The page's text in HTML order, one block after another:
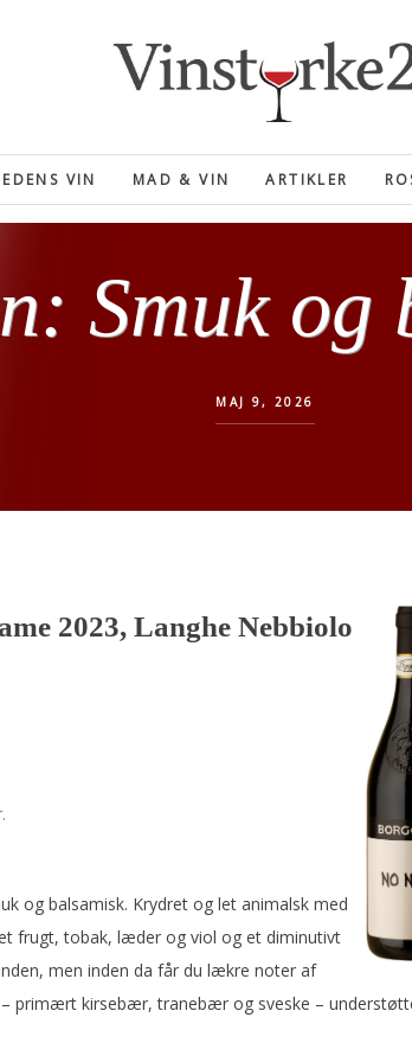
VIN MAD & VIN ARTIKLER
Smuk og
MAJ 9, 2026
2023, Langhe Nebbiolo
og balsamisk. Krydret og let animalsk med
frugt, tobak, læder og viol og et diminutivt
men inden da får du lækre noter af
primært kirsebær, tranebær og sveske –